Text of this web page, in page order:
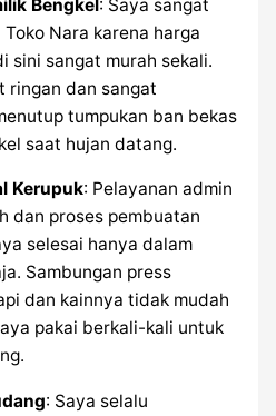
Bengkel : Saya sangat
Nara karena harga
sini sangat murah sekali.
ringan dan sangat
tumpukan ban bekas
saat hujan datang.
Kerupuk: Pelayanan admin
dan proses pembuatan
selesai hanya dalam
Sambungan press
dan kainnya tidak mudah
pakai berkali-kali untuk
: Saya selalu